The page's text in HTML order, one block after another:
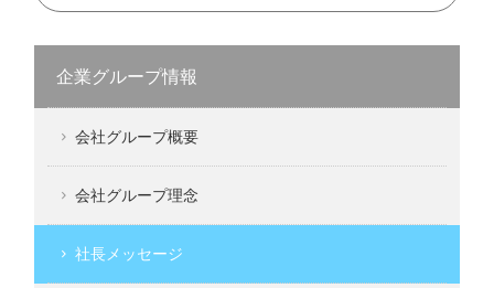
企業グループ情報
会社グループ概要
会社グループ理念
社長メッセージ